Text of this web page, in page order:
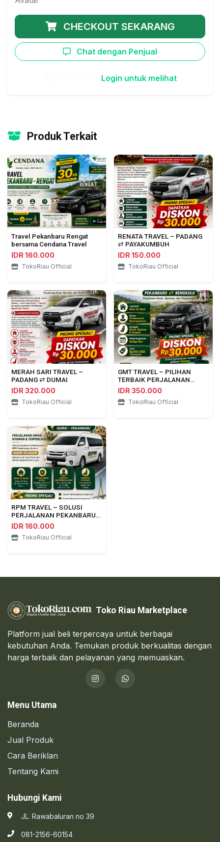
CHECKOUT SEKARANG
Chat dengan Penjual
Login untuk melihat
Produk Terkait
Travel Pekanbaru Rengat
bersama Cendana Travel
IDR 160.000
TokoRiau Official
RENATA TRAVEL – PADANG
⇄ PAYAKUMBUH
IDR 150.000
TokoRiau Official
MERAH SARI TRAVEL –
PADANG ⇄ DUMAI
IDR 320.000
TokoRiau Official
GMT TRAVEL – PILIHAN
TERBAIK PERJALANAN
PEKANBARU ⇄ BENGKULU
IDR 350.000
TokoRiau Official
RPM TRAVEL – SOLUSI
PERJALANAN PEKANBARU
⇄ DUMAI
IDR 160.000
TokoRiau Official
Toko Riau Marketplace
Platform jual beli terpercaya untuk berbagai
kebutuhan Anda. Temukan produk berkualitas dengan
harga terbaik dan pelayanan yang memuaskan.
Menu Utama
Beranda
Jual Produk
Cara Beriklan
Tentang Kami
Hubungi Kami
JL. Rawabaluran no 39
081-2156-60154